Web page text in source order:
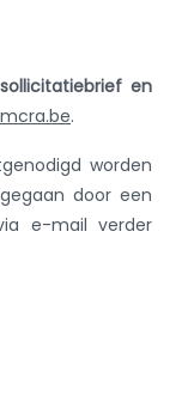
sollicitatiebrief en
.
worden
door een
e-mail verder